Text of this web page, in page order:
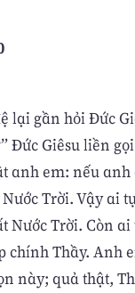
lại gần hỏi Ðức
Ðức Giêsu liền
anh em: nếu
Trời. Vậy ai
Nước Trời. Còn
chính Thầy. Anh
này; quả thật,